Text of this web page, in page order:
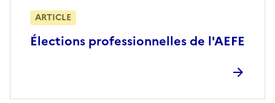
Élections professionnelles de l'AEFE
ARTICLE